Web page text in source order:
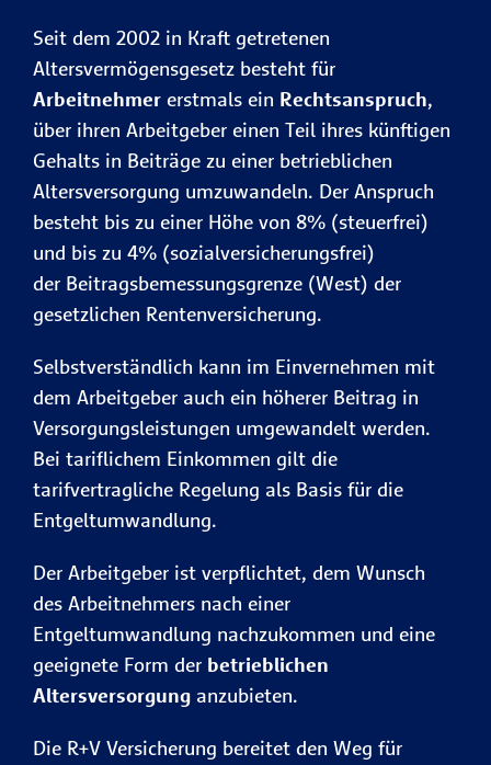
Seit dem 2002 in Kraft getretenen
Altersvermögensgesetz besteht für
Arbeitnehmer erstmals ein Rechtsanspruch,
über ihren Arbeitgeber einen Teil ihres künftigen
Gehalts in Beiträge zu einer betrieblichen
Altersversorgung umzuwandeln. Der Anspruch
besteht bis zu einer Höhe von 8% (steuerfrei)
und bis zu 4% (sozialversicherungsfrei)
der Beitragsbemessungsgrenze (West) der
gesetzlichen Rentenversicherung.
Selbstverständlich kann im Einvernehmen mit
dem Arbeitgeber auch ein höherer Beitrag in
Versorgungsleistungen umgewandelt werden.
Bei tariflichem Einkommen gilt die
tarifvertragliche Regelung als Basis für die
Entgeltumwandlung.
Der Arbeitgeber ist verpflichtet, dem Wunsch
des Arbeitnehmers nach einer
Entgeltumwandlung nachzukommen und eine
geeignete Form der betrieblichen
Altersversorgung anzubieten.
Die R+V Versicherung bereitet den Weg für